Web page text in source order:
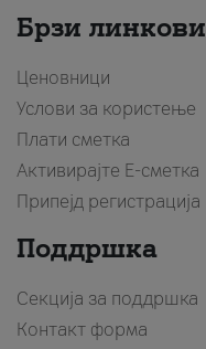
Брзи линкови
Ценовници
Услови за користење
Плати сметка
Активирајте Е-сметка
Припејд регистрација
Поддршка
Секција за поддршка
Контакт форма